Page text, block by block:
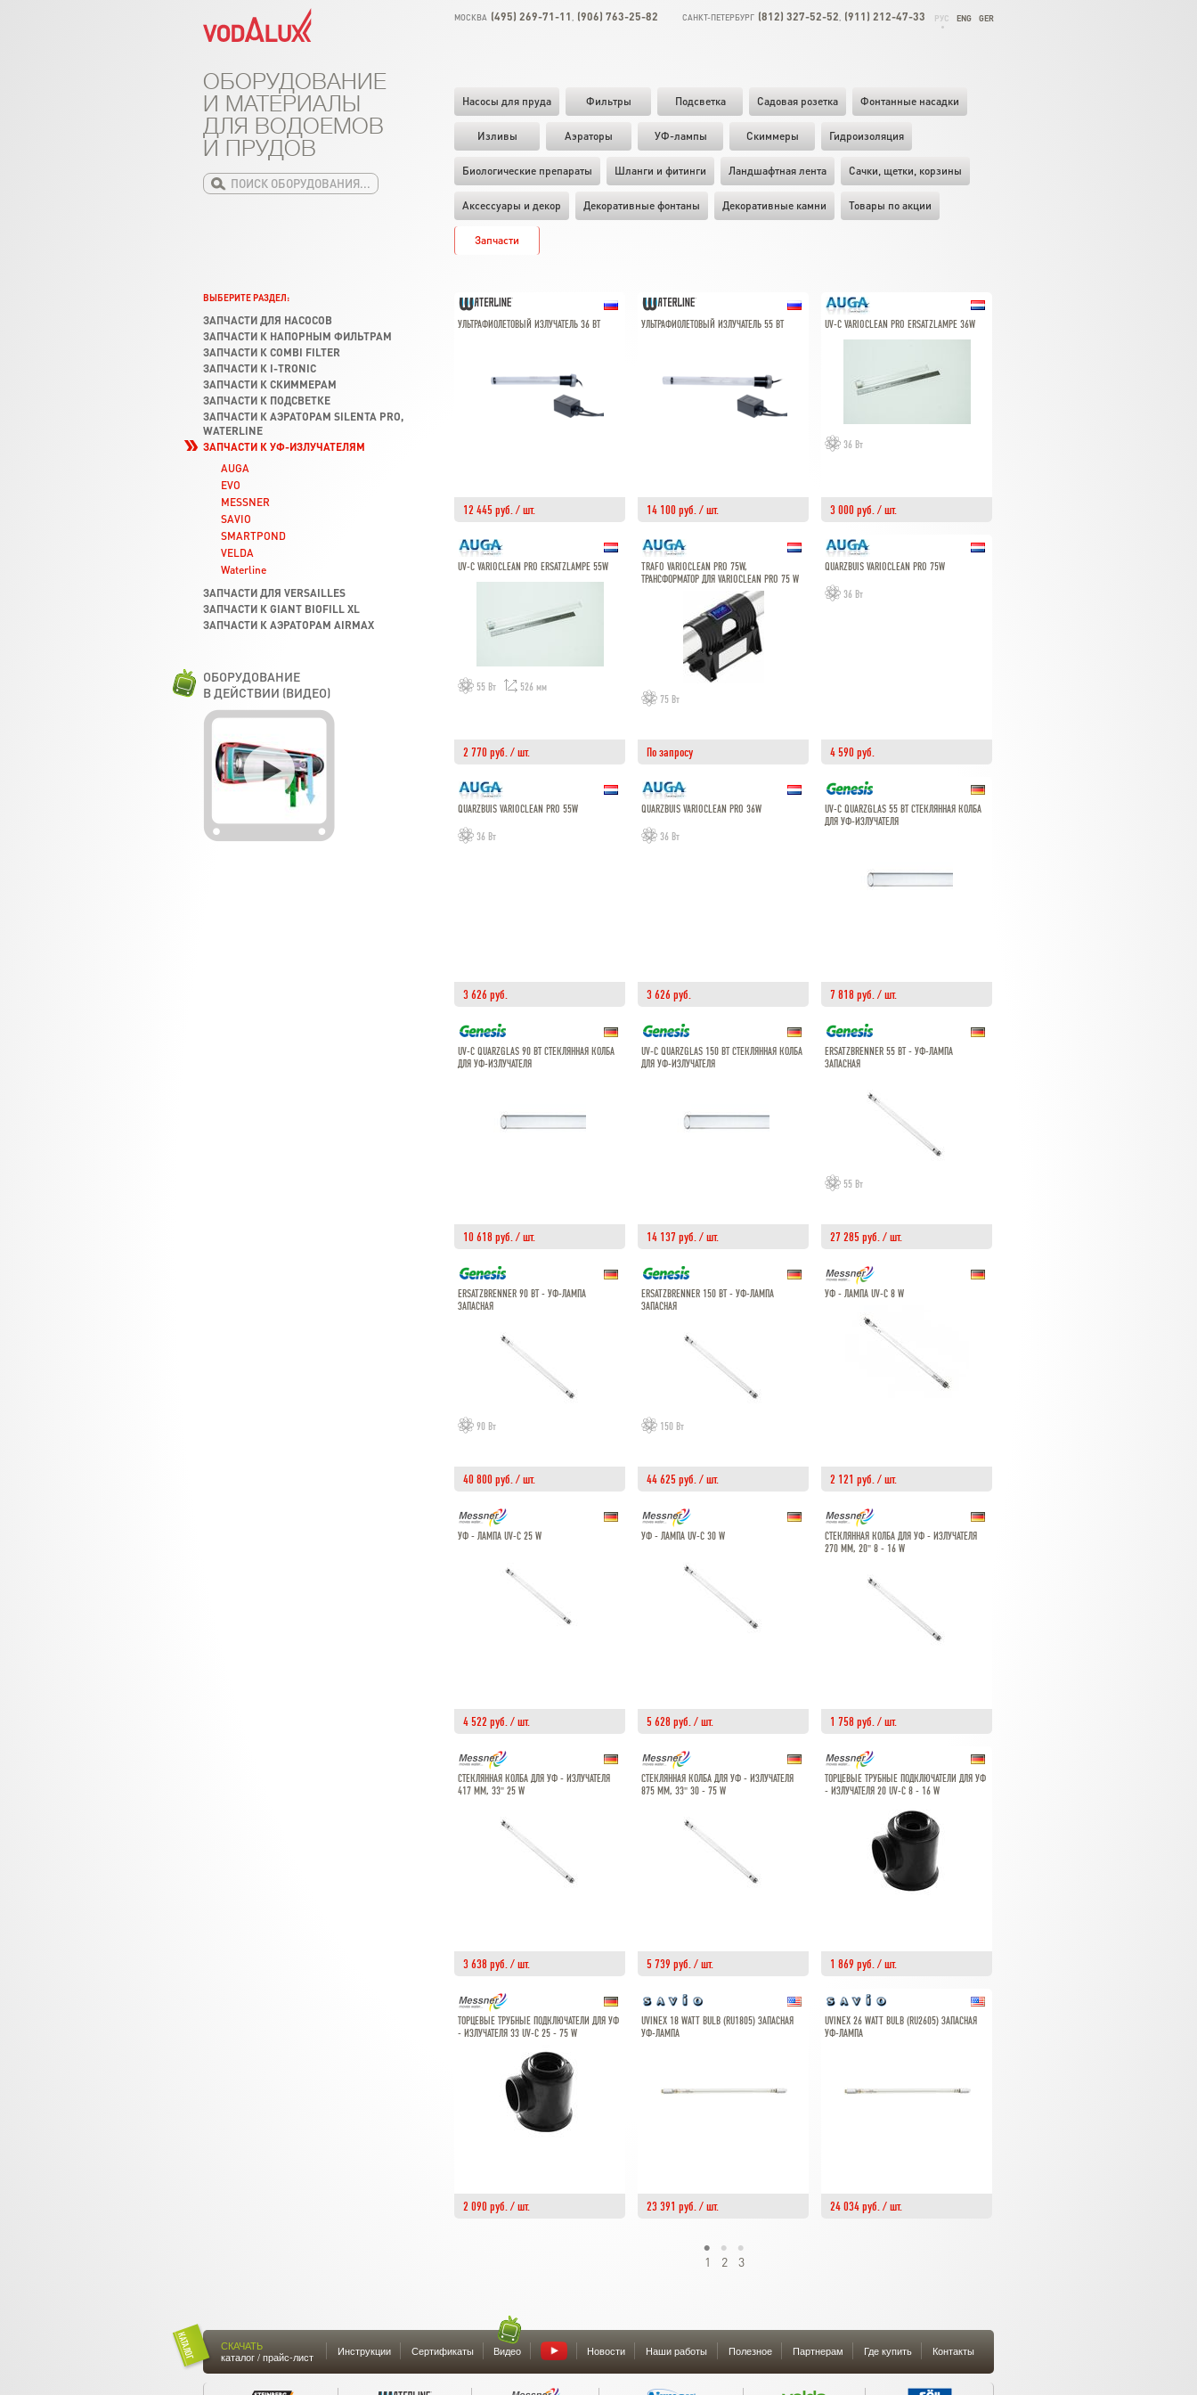
МОСКВА (495) 269-71-11 (906) 763-25-82 САНКТ-ПЕТЕРБУРГ (812) 327-52-52 (911) 212-47-33 РУС ENG GER
Насосы для пруда Фильтры Подсветка Садовая розетка Фонтанные насадки
Изливы Аэраторы УФ-лампы Скиммеры Гидроизоляция
Биологические препараты Шланги и фитинги Ландшафтная лента Cачки, щетки, корзины
Аксессуары и декор Декоративные фонтаны Декоративные камни Товары по акции
Запчасти
ОБОРУДОВАНИЕ
И МАТЕРИАЛЫ
ДЛЯ ВОДОЕМОВ
И ПРУДОВ
УЛЬТРАФИОЛЕТОВЫЙ ИЗЛУЧАТЕЛЬ 36 ВТ
12 445 руб. / шт.
УЛЬТРАФИОЛЕТОВЫЙ ИЗЛУЧАТЕЛЬ 55 ВТ
14 100 руб. / шт.
UV-C VARIOCLEAN PRO ERSATZLAMPE 36W
36 Вт
3 000 руб. / шт.
UV-C VARIOCLEAN PRO ERSATZLAMPE 55W
55 Вт 526 мм
2 770 руб. / шт.
TRAFO VARIOCLEAN PRO 75W,
ТРАНСФОРМАТОР ДЛЯ VARIOCLEAN PRO 75 W
75 Вт
По запросу
QUARZBUIS VARIOCLEAN PRO 75W
36 Вт
4 590 руб.
QUARZBUIS VARIOCLEAN PRO 55W
36 Вт
3 626 руб.
QUARZBUIS VARIOCLEAN PRO 36W
36 Вт
3 626 руб.
UV-C QUARZGLAS 55 ВТ СТЕКЛЯННАЯ КОЛБА
ДЛЯ УФ-ИЗЛУЧАТЕЛЯ
7 818 руб. / шт.
UV-C QUARZGLAS 90 ВТ СТЕКЛЯННАЯ КОЛБА
ДЛЯ УФ-ИЗЛУЧАТЕЛЯ
10 618 руб. / шт.
UV-C QUARZGLAS 150 ВТ СТЕКЛЯННАЯ КОЛБА
ДЛЯ УФ-ИЗЛУЧАТЕЛЯ
14 137 руб. / шт.
ERSATZBRENNER 55 ВТ - УФ-ЛАМПА
ЗАПАСНАЯ
55 Вт
27 285 руб. / шт.
ERSATZBRENNER 90 ВТ - УФ-ЛАМПА
ЗАПАСНАЯ
90 Вт
40 800 руб. / шт.
ERSATZBRENNER 150 ВТ - УФ-ЛАМПА
ЗАПАСНАЯ
150 Вт
44 625 руб. / шт.
УФ - ЛАМПА UV-C 8 W
2 121 руб. / шт.
УФ - ЛАМПА UV-C 25 W
4 522 руб. / шт.
УФ - ЛАМПА UV-C 30 W
5 628 руб. / шт.
СТЕКЛЯННАЯ КОЛБА ДЛЯ УФ - ИЗЛУЧАТЕЛЯ
270 ММ, 20" 8 - 16 W
1 758 руб. / шт.
СТЕКЛЯННАЯ КОЛБА ДЛЯ УФ - ИЗЛУЧАТЕЛЯ
417 ММ, 33" 25 W
3 638 руб. / шт.
СТЕКЛЯННАЯ КОЛБА ДЛЯ УФ - ИЗЛУЧАТЕЛЯ
875 ММ, 33" 30 - 75 W
5 739 руб. / шт.
ТОРЦЕВЫЕ ТРУБНЫЕ ПОДКЛЮЧАТЕЛИ ДЛЯ УФ
- ИЗЛУЧАТЕЛЯ 20 UV-C 8 - 16 W
1 869 руб. / шт.
ТОРЦЕВЫЕ ТРУБНЫЕ ПОДКЛЮЧАТЕЛИ ДЛЯ УФ
- ИЗЛУЧАТЕЛЯ 33 UV-C 25 - 75 W
2 090 руб. / шт.
UVINEX 18 WATT BULB (RU1805) ЗАПАСНАЯ
УФ-ЛАМПА
23 391 руб. / шт.
UVINEX 26 WATT BULB (RU2605) ЗАПАСНАЯ
УФ-ЛАМПА
24 034 руб. / шт.
1 2 3
ВЫБЕРИТЕ РАЗДЕЛ:
ЗАПЧАСТИ ДЛЯ НАСОСОВ
ЗАПЧАСТИ К НАПОРНЫМ ФИЛЬТРАМ
ЗАПЧАСТИ К COMBI FILTER
ЗАПЧАСТИ К I-TRONIC
ЗАПЧАСТИ К СКИММЕРАМ
ЗАПЧАСТИ К ПОДСВЕТКЕ
ЗАПЧАСТИ К АЭРАТОРАМ SILENTA PRO,
WATERLINE
ЗАПЧАСТИ К УФ-ИЗЛУЧАТЕЛЯМ
AUGA
EVO
MESSNER
SAVIO
SMARTPOND
VELDA
Waterline
ЗАПЧАСТИ ДЛЯ VERSAILLES
ЗАПЧАСТИ К GIANT BIOFILL XL
ЗАПЧАСТИ К АЭРАТОРАМ AIRMAX
ОБОРУДОВАНИЕ
В ДЕЙСТВИИ (ВИДЕО)
СКАЧАТЬ
каталог / прайс-лист
Инструкции Сертификаты Видео Новости Наши работы Полезное Партнерам Где купить Контакты